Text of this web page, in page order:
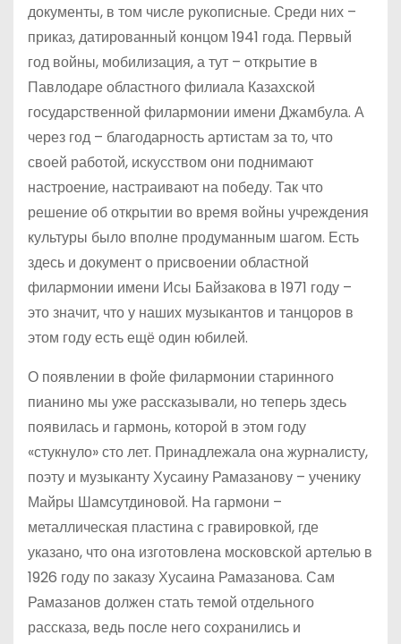
документы, в том числе рукописные. Среди них –
приказ, датированный концом 1941 года. Первый
год войны, мобилизация, а тут – открытие в
Павлодаре областного филиала Казахской
государственной филармонии имени Джамбула. А
через год – благодарность артистам за то, что
своей работой, искусством они поднимают
настроение, настраивают на победу. Так что
решение об открытии во время войны учреждения
культуры было вполне продуманным шагом. Есть
здесь и документ о присвоении областной
филармонии имени Исы Байзакова в 1971 году –
это значит, что у наших музыкантов и танцоров в
этом году есть ещё один юбилей.
О появлении в фойе филармонии старинного
пианино мы уже рассказывали, но теперь здесь
появилась и гармонь, которой в этом году
«стукнуло» сто лет. Принадлежала она журналисту,
поэту и музыканту Хусаину Рамазанову – ученику
Майры Шамсутдиновой. На гармони –
металлическая пластина с гравировкой, где
указано, что она изготовлена московской артелью в
1926 году по заказу Хусаина Рамазанова. Сам
Рамазанов должен стать темой отдельного
рассказа, ведь после него сохранились и